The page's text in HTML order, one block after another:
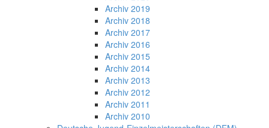
Archiv 2019
Archiv 2018
Archiv 2017
Archiv 2016
Archiv 2015
Archiv 2014
Archiv 2013
Archiv 2012
Archiv 2011
Archiv 2010